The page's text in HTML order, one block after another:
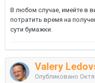
В любом случае, имейте в
потратить время на
сути бумажки.
Valery
Опубликовано